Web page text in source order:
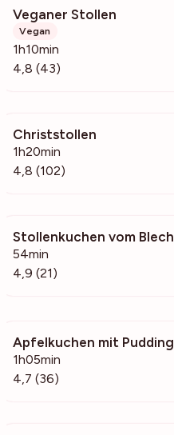
Veganer Stollen
Vegan
1h10min
4,8 (43)
Christstollen
1h20min
4,8 (102)
Stollenkuchen vom Blech
54min
4,9 (21)
Apfelkuchen mit Pudding
1h05min
4,7 (36)